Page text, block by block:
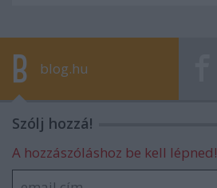
blog.hu
Szólj hozzá!
A hozzászóláshoz be kell lépned!